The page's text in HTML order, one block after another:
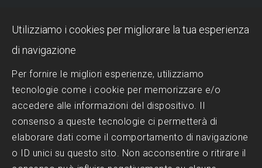
DESIGN
Piscina a sfioro: perché sceglierla?
Progettazione Piscine
Realizzazione Piscine
Trattamenti dell'acqua
Utilizziamo i cookies per migliorare la tua esperienza
di navigazione
Per fornire le migliori esperienze, utilizziamo
tecnologie come i cookie per memorizzare e/o
accedere alle informazioni del dispositivo. Il
consenso a queste tecnologie ci permetterà di
elaborare dati come il comportamento di navigazione
o ID unici su questo sito. Non acconsentire o ritirare il